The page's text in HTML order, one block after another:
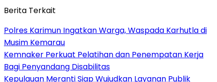
Berita Terkait
Polres Karimun Ingatkan Warga, Waspada Karhutla di
Musim Kemarau
Kemnaker Perkuat Pelatihan dan Penempatan Kerja
Bagi Penyandang Disabilitas
Kepulauan Meranti Siap Wujudkan Layanan Publik